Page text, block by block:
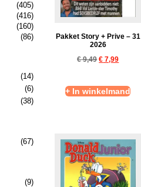
(405)
(416)
(160)
(86)
(14)
(6)
(38)
(67)
(9)
Pakket Story + Prive – 31
2026
€9,49 € 7,99
+ In winkelmand